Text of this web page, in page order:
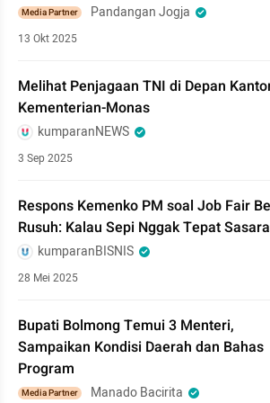
Media Partner Pandangan Jogja
13 Okt 2025
Melihat Penjagaan TNI di Depan
Kementerian-Monas
kumparanNEWS
3 Sep 2025
Respons Kemenko PM soal Job Fair
Rusuh: Kalau Sepi Nggak Tepat
kumparanBISNIS
28 Mei 2025
Bupati Bolmong Temui 3 Menteri,
Sampaikan Kondisi Daerah dan Bahas
Program
Media Partner Manado Bacirita